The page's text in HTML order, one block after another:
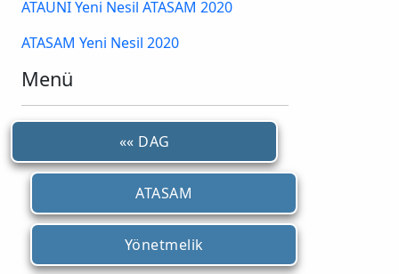
ATAUNI Yeni Nesil ATASAM 2020
ATASAM Yeni Nesil 2020
Menü
«« DAG
ATASAM
Yönetmelik